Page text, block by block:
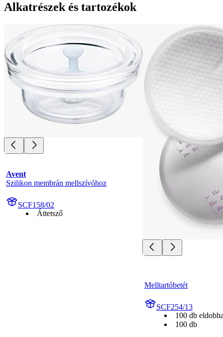
Alkatrészek és tartozékok
Avent
Szilikon membrán mellszívóhoz
SCF158/02
Áttetsző
Melltartóbetét
SCF254/13
100 db
100 db